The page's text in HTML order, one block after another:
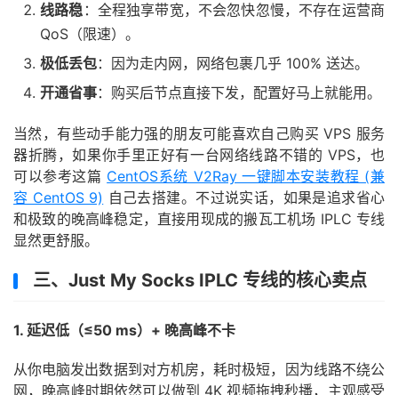
线路稳 ：全程独享带宽，不会忽快忽慢，不存在运营商
QoS（限速）。
极低丢包：因为走内网，网络包裹几乎 100% 送达。
开通省事：购买后节点直接下发，配置好马上就能用。
当然，有些动手能力强的朋友可能喜欢自己购买 VPS 服务
器折腾，如果你手里正好有一台网络线路不错的 VPS，也
可以参考这篇 CentOS系统 V2Ray 一键脚本安装教程 (兼
容 CentOS 9) 自己去搭建。不过说实话，如果是追求省心
和极致的晚高峰稳定，直接用现成的搬瓦工机场 IPLC 专线
显然更舒服。
三、Just My Socks IPLC 专线的核心卖点
1. 延迟低（≤50 ms）+ 晚高峰不卡
从你电脑发出数据到对方机房，耗时极短，因为线路不绕公
网，晚高峰时期依然可以做到 4K 视频拖拽秒播，主观感受